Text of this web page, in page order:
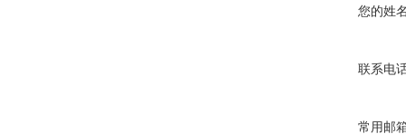
您的姓
联系电
常用邮